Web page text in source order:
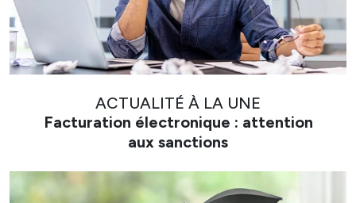
ACTUALITÉ À LA UNE
Facturation électronique : attention
aux sanctions